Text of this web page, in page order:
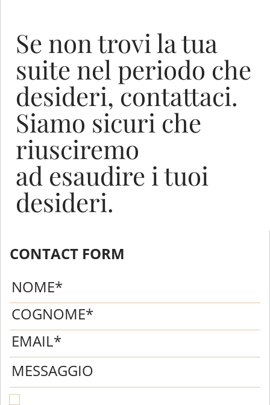
Se non trovi la tua
suite nel periodo che
desideri, contattaci.
Siamo sicuri che
riusciremo
ad esaudire i tuoi
desideri.
CONTACT FORM